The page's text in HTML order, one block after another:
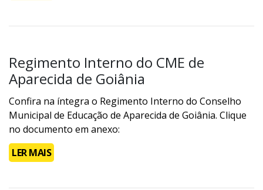
Regimento Interno do CME de
Aparecida de Goiânia
Confira na íntegra o Regimento Interno do Conselho
Municipal de Educação de Aparecida de Goiânia. Clique
no documento em anexo:
LER MAIS